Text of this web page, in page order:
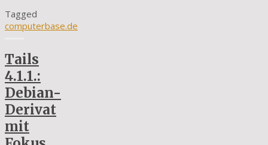
Tagged
computerbase.de
Tails
4.1.1.:
Debian-
Derivat
mit